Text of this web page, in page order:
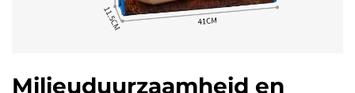
Milieuduurzaamheid en